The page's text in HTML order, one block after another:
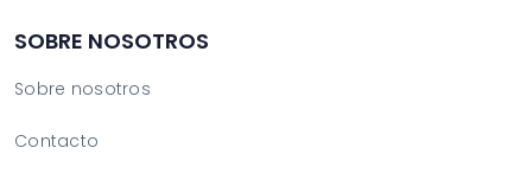
SOBRE NOSOTROS
Sobre nosotros
Contacto